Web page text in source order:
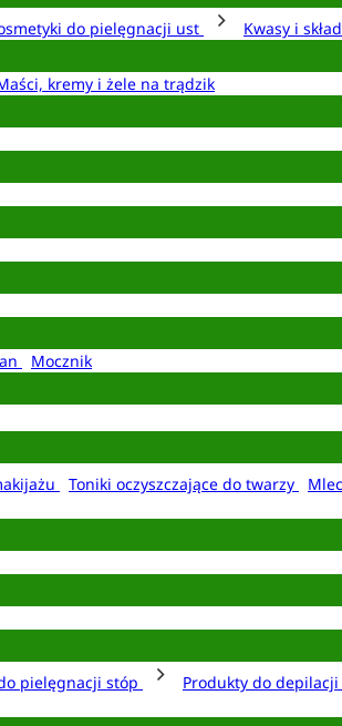
do pielęgnacji ust
Kwasy i
kremy i żele na trądzik
Mocznik
Toniki oczyszczające do twarzy
pielęgnacji stóp Produkty do depilacji